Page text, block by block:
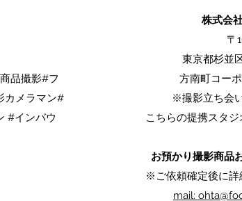
皿」
オ
杉並区料
ン 東京商
メラマン
品撮影#フ
カメラマン#
#インバウ
株式会
〒
東京都杉並
方南町コー
※撮影立ち会
こちらの提携スタジ
お預かり撮影商品
※ご依頼確定後に詳
mail: